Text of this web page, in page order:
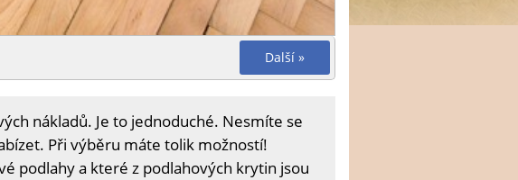
Další »
nákladů. Je to jednoduché. Nesmíte se
Při výběru máte tolik možností!
podlahy a které z podlahových krytin jsou